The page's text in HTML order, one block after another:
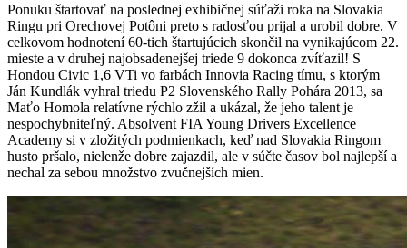
Ponuku štartovať na poslednej exhibičnej súťaži roka na Slovakia
Ringu pri Orechovej Potôni preto s radosťou prijal a urobil dobre. V
celkovom hodnotení 60-tich štartujúcich skončil na vynikajúcom 22.
mieste a v druhej najobsadenejšej triede 9 dokonca zvíťazil! S
Hondou Civic 1,6 VTi vo farbách Innovia Racing tímu, s ktorým
Ján Kundlák vyhral triedu P2 Slovenského Rally Pohára 2013, sa
Maťo Homola relatívne rýchlo zžil a ukázal, že jeho talent je
nespochybniteľný. Absolvent FIA Young Drivers Excellence
Academy si v zložitých podmienkach, keď nad Slovakia Ringom
husto pršalo, nielenže dobre zajazdil, ale v súčte časov bol najlepší a
nechal za sebou množstvo zvučnejších mien.